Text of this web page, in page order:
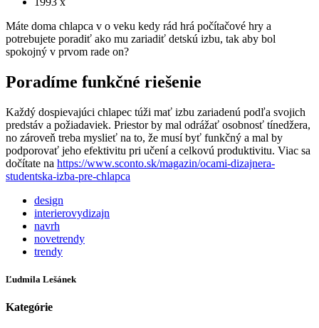
Máte doma chlapca v o veku kedy rád hrá počítačové hry a
potrebujete poradiť ako mu zariadiť detskú izbu, tak aby bol
spokojný v prvom rade on?
Poradíme funkčné riešenie
Každý dospievajúci chlapec túži mať izbu zariadenú podľa svojich
predstáv a požiadaviek. Priestor by mal odrážať osobnosť tínedžera,
no zároveň treba myslieť na to, že musí byť funkčný a mal by
podporovať jeho efektivitu pri učení a celkovú produktivitu. Viac sa
dočítate na https://www.sconto.sk/magazin/ocami-dizajnera-
studentska-izba-pre-chlapca
design
interierovydizajn
navrh
novetrendy
trendy
Ľudmila Lešánek
Kategórie